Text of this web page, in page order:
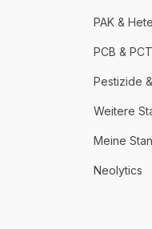
PAK &
PCB &
Pestizide
Weitere
Meine
Neolytics